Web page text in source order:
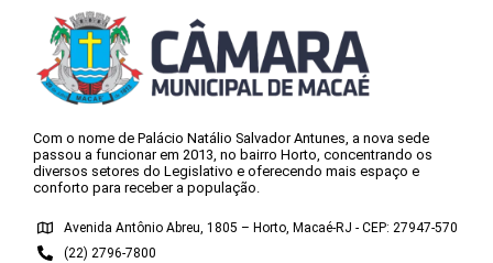
Com o nome de Palácio Natálio Salvador Antunes, a nova sede
passou a funcionar em 2013, no bairro Horto, concentrando os
diversos setores do Legislativo e oferecendo mais espaço e
conforto para receber a população.
Avenida Antônio Abreu, 1805 – Horto, Macaé-RJ - CEP: 27947-570
(22) 2796-7800